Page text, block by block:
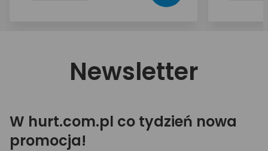
Newsletter
W hurt.com.pl co tydzień nowa
promocja!